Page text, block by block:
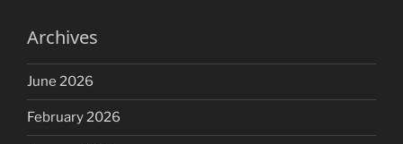
Archives
June 2026
February 2026